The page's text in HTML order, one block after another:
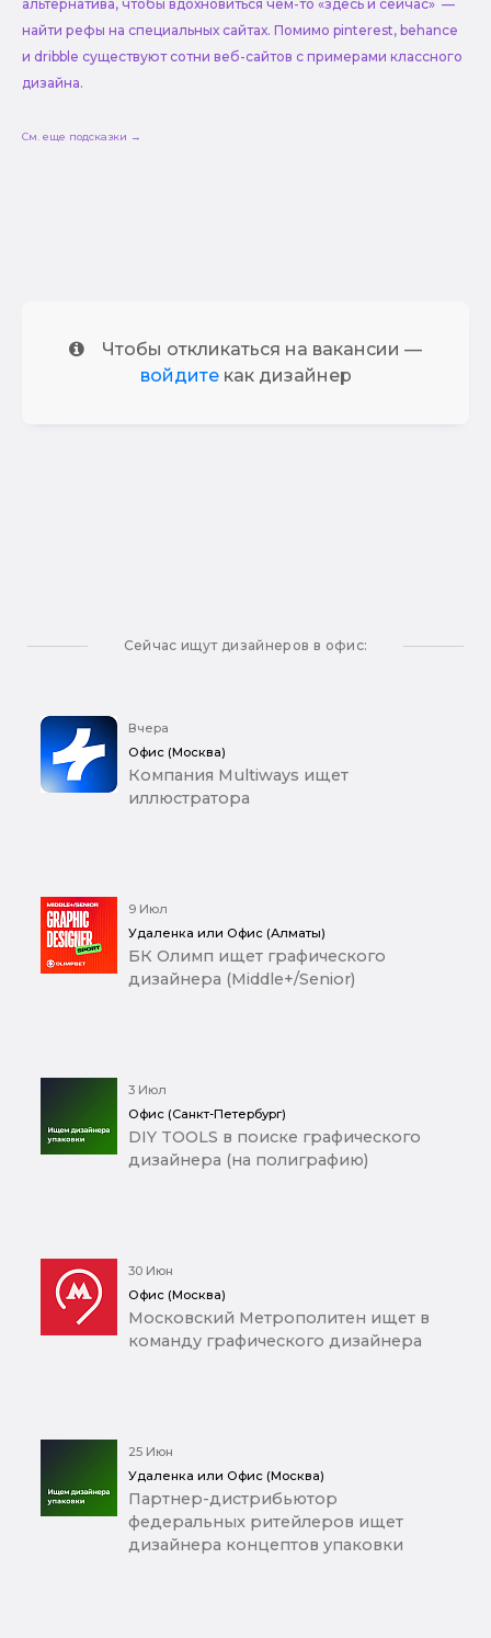
альтернатива, чтобы вдохновиться чем-то «здесь и сейчас» —
найти рефы на специальных сайтах. Помимо pinterest, behance
и dribble существуют сотни веб-сайтов с примерами классного
дизайна.
См. еще подсказки →
Чтобы откликаться на вакансии —
войдитекак дизайнер
Сейчас ищут дизайнеров в офис:
Вчера
Офис (Москва)
Компания Multiways ищет
иллюстратора
9 Июл
Удаленка или Офис (Алматы)
БК Олимп ищет графического
дизайнера (Middle+/Senior)
3 Июл
Офис (Санкт-Петербург)
DIY TOOLS в поиске графического
дизайнера (на полиграфию)
30 Июн
Офис (Москва)
Московский Метрополитен ищет в
команду графического дизайнера
25 Июн
Удаленка или Офис (Москва)
Партнер-дистрибьютор
федеральных ритейлеров ищет
дизайнера концептов упаковки